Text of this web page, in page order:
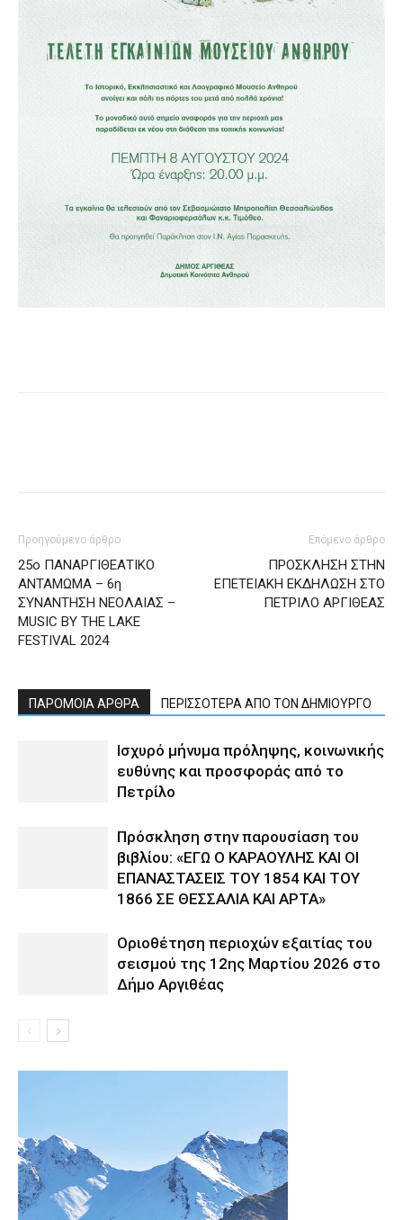
Προηγούμενο άρθρο
25ο ΠΑΝΑΡΓΙΘΕΑΤΙΚΟ
ΑΝΤΑΜΩΜΑ – 6η
ΣΥΝΑΝΤΗΣΗ ΝΕΟΛΑΙΑΣ –
MUSIC BY THE LAKE
FESTIVAL 2024
Επόμενο άρθρο
ΠΡΟΣΚΛΗΣΗ ΣΤΗΝ
ΕΠΕΤΕΙΑΚΗ ΕΚΔΗΛΩΣΗ ΣΤΟ
ΠΕΤΡΙΛΟ ΑΡΓΙΘΕΑΣ
ΠΑΡΟΜΟΙΑ ΑΡΘΡΑ ΠΕΡΙΣΣΟΤΕΡΑ ΑΠΟ ΤΟΝ ΔΗΜΙΟΥΡΓΟ
Ισχυρό μήνυμα πρόληψης, κοινωνικής
ευθύνης και προσφοράς από το
Πετρίλο
Πρόσκληση στην παρουσίαση του
βιβλίου: «ΕΓΩ Ο ΚΑΡΑΟΥΛΗΣ ΚΑΙ ΟΙ
ΕΠΑΝΑΣΤΑΣΕΙΣ ΤΟΥ 1854 ΚΑΙ ΤΟΥ
1866 ΣΕ ΘΕΣΣΑΛΙΑ ΚΑΙ ΑΡΤΑ»
Οριοθέτηση περιοχών εξαιτίας του
σεισμού της 12ης Μαρτίου 2026 στο
Δήμο Αργιθέας